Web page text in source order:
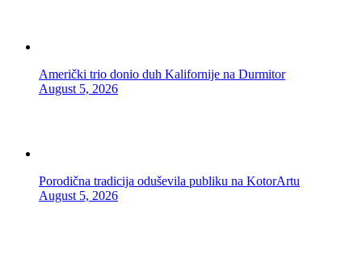
Američki trio donio duh Kalifornije na Durmitor
August 5, 2026
Porodična tradicija oduševila publiku na KotorArtu
August 5, 2026